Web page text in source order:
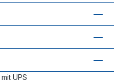
UPS